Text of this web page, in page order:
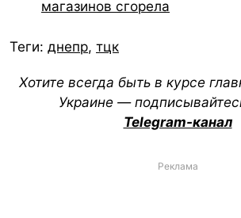
магазинов сгорела
Теги: днепр, тцк
Хотите всегда быть в курсе
Украине —
Telegram-канал
Реклама